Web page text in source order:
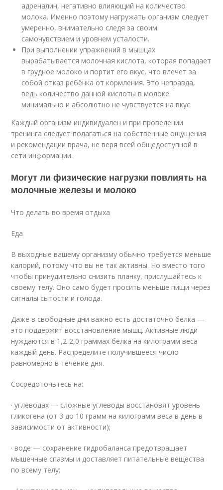
адреналин, негативно влияющий на количество
молока. Именно поэтому нагружать организм следует
умеренно, внимательно следя за своим
самочувствием и уровнем усталости.
При выполнении упражнений в мышцах
вырабатывается молочная кислота, которая попадает
в грудное молоко и портит его вкус, что влечет за
собой отказ ребёнка от кормления. Это неправда,
ведь количество данной кислоты в молоке
минимально и абсолютно не чувствуется на вкус.
Каждый организм индивидуален и при проведении
тренинга следует полагаться на собственные ощущения
и рекомендации врача, не веря всей общедоступной в
сети информации.
Могут ли физические нагрузки повлиять на
молочные железы и молоко
Что делать во время отдыха
Еда
В выходные вашему организму обычно требуется меньше
калорий, потому что вы не так активны. Но вместо того
чтобы принудительно снизить планку, прислушайтесь к
своему телу. Оно само будет просить меньше пищи через
сигналы сытости и голода.
Даже в свободные дни важно есть достаточно белка —
это поддержит восстановление мышц. Активные люди
нуждаются в 1,2-2,0 граммах белка на килограмм веса
каждый день. Распределите получившееся число
равномерно в течение дня.
Сосредоточьтесь на:
· углеводах — сложные углеводы восстановят уровень
гликогена (от 3 до 10 грамм на килограмм веса в день в
зависимости от активности);
· воде — сохранение гидробаланса предотвращает
мышечные спазмы и доставляет питательные вещества
по всему телу;